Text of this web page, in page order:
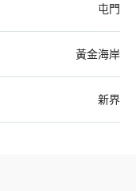
屯門
黃金海岸
新界